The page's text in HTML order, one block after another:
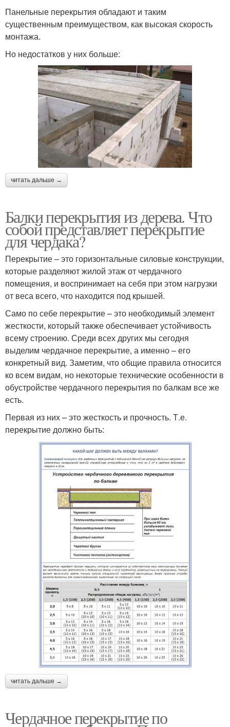
Панельные перекрытия обладают и таким
существенным преимуществом, как высокая скорость
монтажа.
Но недостатков у них больше:
читать дальше →
Балки перекрытия из дерева. Что
собой представляет перекрытие
для чердака?
Перекрытие – это горизонтальные силовые конструкции,
которые разделяют жилой этаж от чердачного
помещения, и воспринимает на себя при этом нагрузки
от веса всего, что находится под крышей.
Само по себе перекрытие – это необходимый элемент
жесткости, который также обеспечивает устойчивость
всему строению. Среди всех других мы сегодня
выделим чердачное перекрытие, а именно – его
конкретный вид. Заметим, что общие правила относится
ко всем видам, но некоторые технические особенности в
обустройстве чердачного перекрытия по балкам все же
есть.
Первая из них – это жесткость и прочность. Т.е.
перекрытие должно быть:
читать дальше →
Чердачное перекрытие по